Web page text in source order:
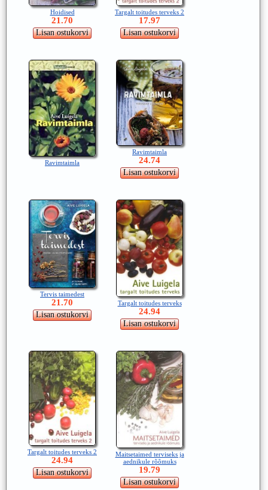
Hoidised
21.70
Targalt toitudes terveks 2
17.97
Ravimtaimla
Ravimtaimla
24.74
Tervis taimedest
21.70 Targalt toitudes terveks
24.94
Targalt toitudes terveks 2
24.94
Maitsetaimed terviseks ja
aednikule rõõmuks
19.79